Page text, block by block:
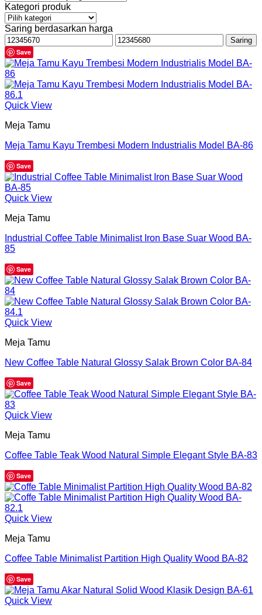
Kategori produk
Saring berdasarkan harga
Harga
terendah
Harga
tertinggi
Saring
Save
Quick View
Meja Tamu
Meja Tamu Kayu Trembesi Modern Industrialis Model BA-86
Save
Quick View
Meja Tamu
Industrial Coffee Table Minimalist Iron Base Suar Wood BA-
85
Save
Quick View
Meja Tamu
New Coffee Table Natural Glossy Salak Brown Color BA-84
Save
Quick View
Meja Tamu
Coffee Table Teak Wood Natural Simple Elegant Style BA-83
Save
Quick View
Meja Tamu
Coffee Table Minimalist Partition High Quality Wood BA-82
Save
Quick View